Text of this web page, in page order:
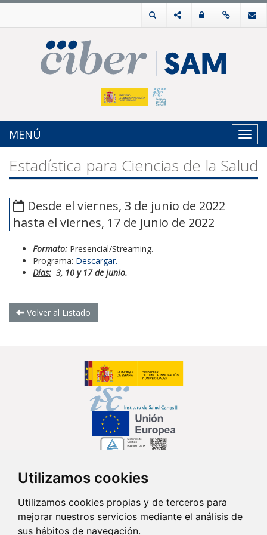
Utilizamos cookies
Utilizamos cookies propias y de terceros para
mejorar nuestros servicios mediante el análisis de
sus hábitos de navegación.
MENÚ
Estadística para Ciencias de la Salud
Desde el viernes, 3 de junio de 2022
hasta el viernes, 17 de junio de 2022
Formato: Presencial/Streaming.
Programa: Descargar.
Días: 3, 10 y 17 de junio.
Volver al Listado
Síguenos en...
Contacto